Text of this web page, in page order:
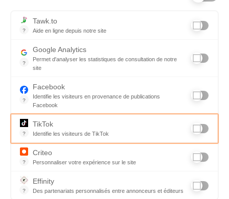
FAQ - réponses à vos questions
Conditions Générales de Service
Charte qualité
Code de déontologie
Mentions légales
?
Tawk.to
Aide en ligne depuis notre site
?
Google Analytics
Permet d'analyser les statistiques de consultation de notre
site
?
Facebook
Identifie les visiteurs en provenance de publications
Facebook
Parce que vous ne venez pas tous les jours sur notre site, ce
?
TikTok
Identifie les visiteurs de TikTok
Permet de suivre les actions du visiteur sur le site web, et de
?
Criteo
Personnaliser votre expérience sur le site
?
Effinity
Des partenariats personnalisés entre annonceurs et éditeurs